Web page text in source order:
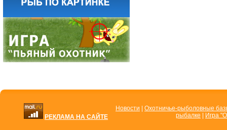
РЕКЛАМА НА САЙТЕ
Новости
Охотничье-рыболовные
рыбалке
Игра